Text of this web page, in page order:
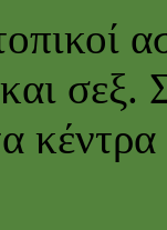
σεξ.
κέντρα